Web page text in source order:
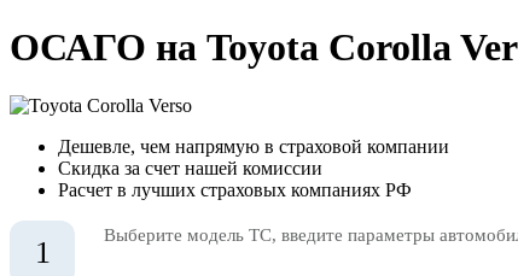
ОСАГО на Toyota Corolla
Дешевле, чем напрямую в страховой компании
Скидка за счет нашей комиссии
Расчет в лучших страховых компаниях РФ
1 Выберите модель ТС, введите параметры